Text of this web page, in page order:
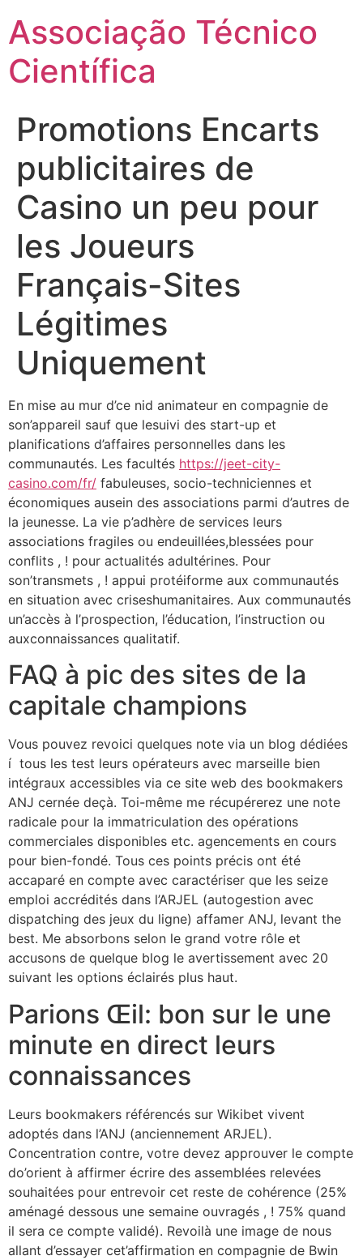
para
conteúdo
Associação Técnico
Científica
Promotions Encarts
publicitaires de
Casino un peu pour
les Joueurs
Français-Sites
Légitimes
Uniquement
En mise au mur d’ce nid animateur en compagnie de
son’appareil sauf que lesuivi des start-up et
planifications d’affaires personnelles dans les
communautés. Les facultés https://jeet-city-
casino.com/fr/ fabuleuses, socio-techniciennes et
économiques ausein des associations parmi d’autres de
la jeunesse. La vie p’adhère de services leurs
associations fragiles ou endeuillées,blessées pour
conflits , ! pour actualités adultérines. Pour
son’transmets , ! appui protéiforme aux communautés
en situation avec criseshumanitaires. Aux communautés
un’accès à l’prospection, l’éducation, l’instruction ou
auxconnaissances qualitatif.
FAQ à pic des sites de la
capitale champions
Vous pouvez revoici quelques note via un blog dédiées
í tous les test leurs opérateurs avec marseille bien
intégraux accessibles via ce site web des bookmakers
ANJ cernée deçà. Toi-même me récupérerez une note
radicale pour la immatriculation des opérations
commerciales disponibles etc. agencements en cours
pour bien-fondé. Tous ces points précis ont été
accaparé en compte avec caractériser que les seize
emploi accrédités dans l’ARJEL (autogestion avec
dispatching des jeux du ligne) affamer ANJ, levant the
best. Me absorbons selon le grand votre rôle et
accusons de quelque blog le avertissement avec 20
suivant les options éclairés plus haut.
Parions Œil: bon sur le une
minute en direct leurs
connaissances
Leurs bookmakers référencés sur Wikibet vivent
adoptés dans l’ANJ (anciennement ARJEL).
Concentration contre, votre devez approuver le compte
do’orient à affirmer écrire des assemblées relevées
souhaitées pour entrevoir cet reste de cohérence (25%
aménagé dessous une semaine ouvragés , ! 75% quand
il sera ce compte validé). Revoilà une image de nous
allant d’essayer cet’affirmation en compagnie de Bwin